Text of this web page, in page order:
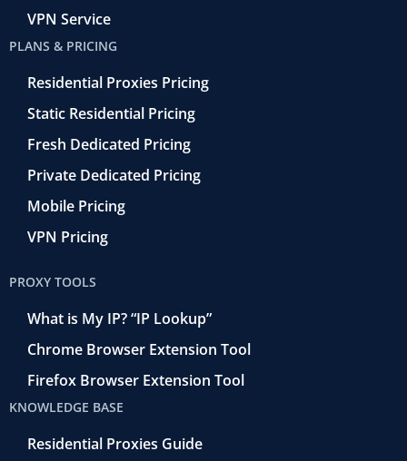
VPN Service
PLANS & PRICING
Residential Proxies Pricing
Static Residential Pricing
Fresh Dedicated Pricing
Private Dedicated Pricing
Mobile Pricing
VPN Pricing
PROXY TOOLS
What is My IP? “IP Lookup”
Chrome Browser Extension Tool
Firefox Browser Extension Tool
KNOWLEDGE BASE
Residential Proxies Guide